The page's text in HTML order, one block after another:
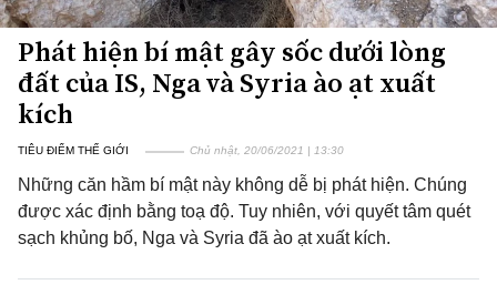
Phát hiện bí mật gây sốc dưới lòng
đất của IS, Nga và Syria ào ạt xuất
kích
TIÊU ĐIỂM THẾ GIỚI Chủ nhật, 20/06/2021 | 13:30
Những căn hầm bí mật này không dễ bị phát hiện. Chúng
được xác định bằng toạ độ. Tuy nhiên, với quyết tâm quét
sạch khủng bố, Nga và Syria đã ào ạt xuất kích.